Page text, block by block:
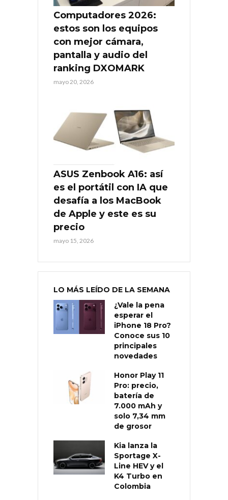
Computadores 2026:
estos son los equipos
con mejor cámara,
pantalla y audio del
ranking DXOMARK
mayo 20, 2026
ASUS Zenbook A16: así
es el portátil con IA que
desafía a los MacBook
de Apple y este es su
precio
mayo 15, 2026
LO MÁS LEÍDO DE LA SEMANA
¿Vale la pena
esperar el
iPhone 18 Pro?
Conoce sus 10
principales
novedades
Honor Play 11
Pro: precio,
batería de
7.000 mAh y
solo 7,34 mm
de grosor
Kia lanza la
Sportage X-
Line HEV y el
K4 Turbo en
Colombia